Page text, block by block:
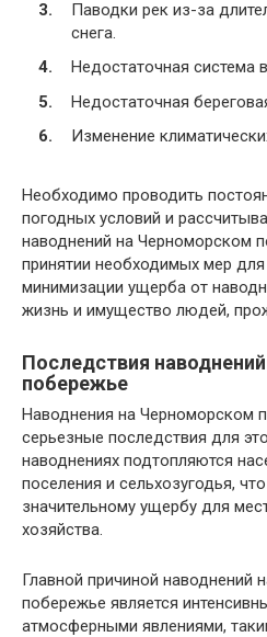
Паводки рек из-за
снега.
Недостаточная система
Недостаточная
Изменение
Необходимо проводить
погодных условий и
наводнений на Черноморском
принятии необходимых мер
минимизации ущерба от
жизнь и имущество людей,
Последствия
побережье
Наводнения на Черноморском
серьезные последствия для
наводнениях подтопляются
поселения и сельхозугодья,
значительному ущербу для
хозяйства.
Главной причиной наводнений
побережье является
атмосферными явлениями,